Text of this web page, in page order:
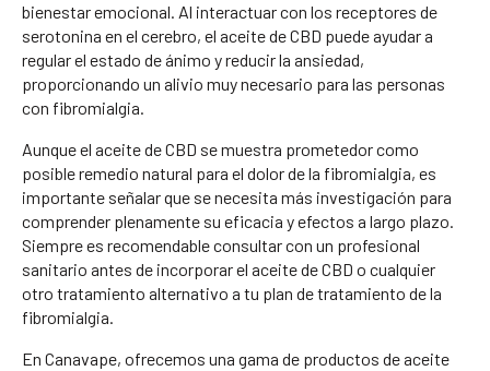
bienestar emocional. Al interactuar con los receptores de
serotonina en el cerebro, el aceite de CBD puede ayudar a
regular el estado de ánimo y reducir la ansiedad,
proporcionando un alivio muy necesario para las personas
con fibromialgia.
Aunque el aceite de CBD se muestra prometedor como
posible remedio natural para el dolor de la fibromialgia, es
importante señalar que se necesita más investigación para
comprender plenamente su eficacia y efectos a largo plazo.
Siempre es recomendable consultar con un profesional
sanitario antes de incorporar el aceite de CBD o cualquier
otro tratamiento alternativo a tu plan de tratamiento de la
fibromialgia.
En Canavape, ofrecemos una gama de productos de aceite